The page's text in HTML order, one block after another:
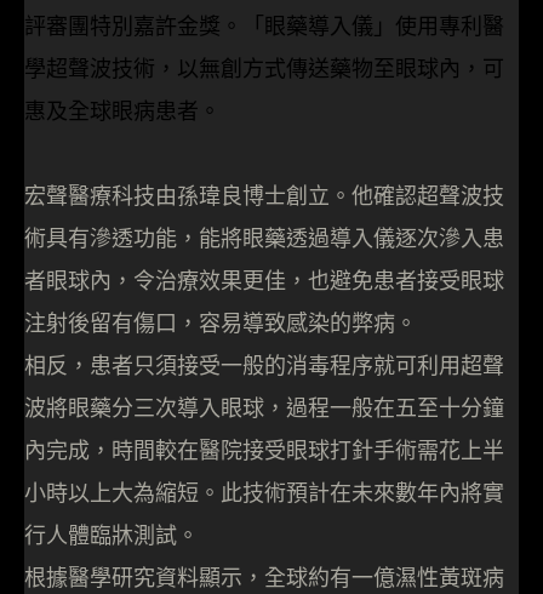
評審團特別嘉許金獎。「眼藥導入儀」使用專利醫
學超聲波技術，以無創方式傳送藥物至眼球內，可
惠及全球眼病患者。
宏聲醫療科技由孫瑋良博士創立。他確認超聲波技
術具有滲透功能，能將眼藥透過導入儀逐次滲入患
者眼球內，令治療效果更佳，也避免患者接受眼球
注射後留有傷口，容易導致感染的弊病。
相反，患者只須接受一般的消毒程序就可利用超聲
波將眼藥分三次導入眼球，過程一般在五至十分鐘
內完成，時間較在醫院接受眼球打針手術需花上半
小時以上大為縮短。此技術預計在未來數年內將實
行人體臨牀測試。
根據醫學研究資料顯示，全球約有一億濕性黃斑病